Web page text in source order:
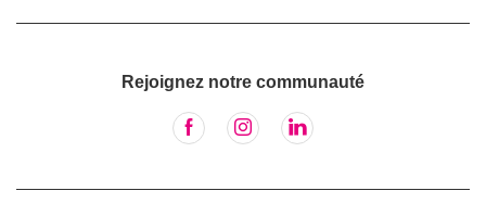
Rejoignez notre communauté